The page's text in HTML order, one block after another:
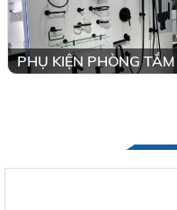
PHỤ KIỆN PHÒNG TẮM